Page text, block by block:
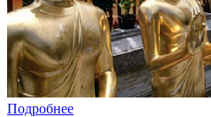
Подробнее